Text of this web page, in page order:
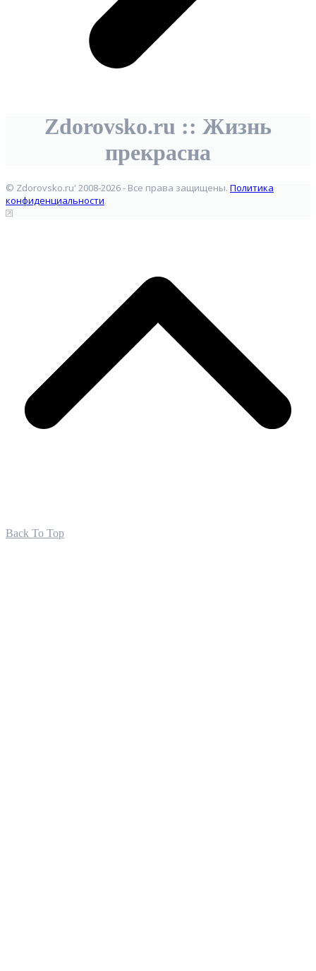
Zdorovsko.ru :: Жизнь
прекрасна
© Zdorovsko.ru' 2008-2026 - Все права защищены. Политика
конфиденциальности.
Back To Top